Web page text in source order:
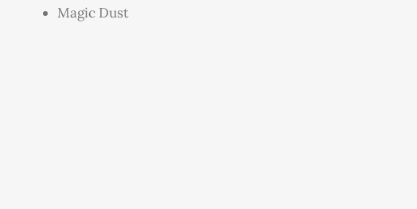
Magic Dust